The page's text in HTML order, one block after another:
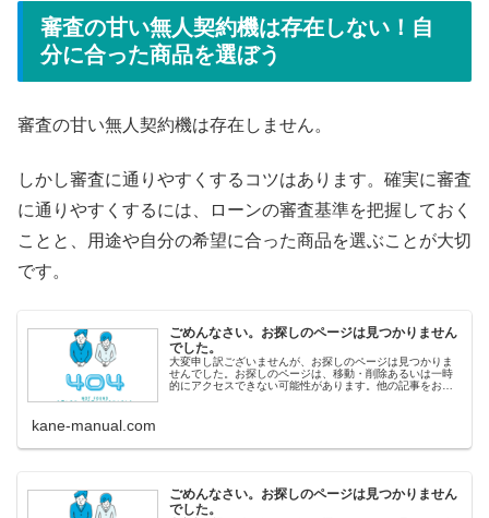
審査の甘い無人契約機は存在しない！自
分に合った商品を選ぼう
審査の甘い無人契約機は存在しません。
しかし審査に通りやすくするコツはあります。確実に審査
に通りやすくするには、ローンの審査基準を把握しておく
ことと、用途や自分の希望に合った商品を選ぶことが大切
です。
ごめんなさい。お探しのページは見つかりません
でした。
大変申し訳ございませんが、お探しのページは見つかりま
せんでした。お探しのページは、移動・削除あるいは一時
的にアクセスできない可能性があります。他の記事をお探
kane-manual.com
ごめんなさい。お探しのページは見つかりません
でした。